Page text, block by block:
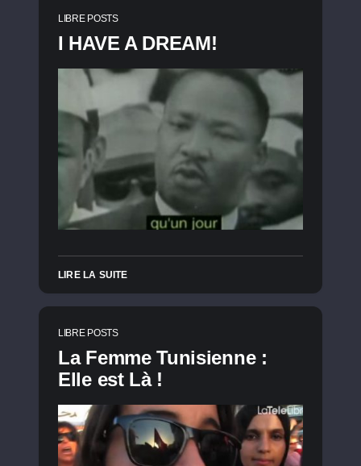
LIBRE POSTS
I HAVE A DREAM!
LIRE LA SUITE
LIBRE POSTS
La Femme Tunisienne :
Elle est Là !